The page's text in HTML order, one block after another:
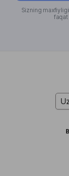
Sizning
faqat